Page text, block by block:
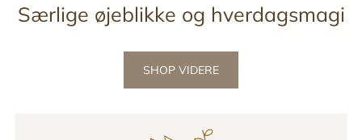
Særlige øjeblikke og hverdagsmagi
SHOP VIDERE